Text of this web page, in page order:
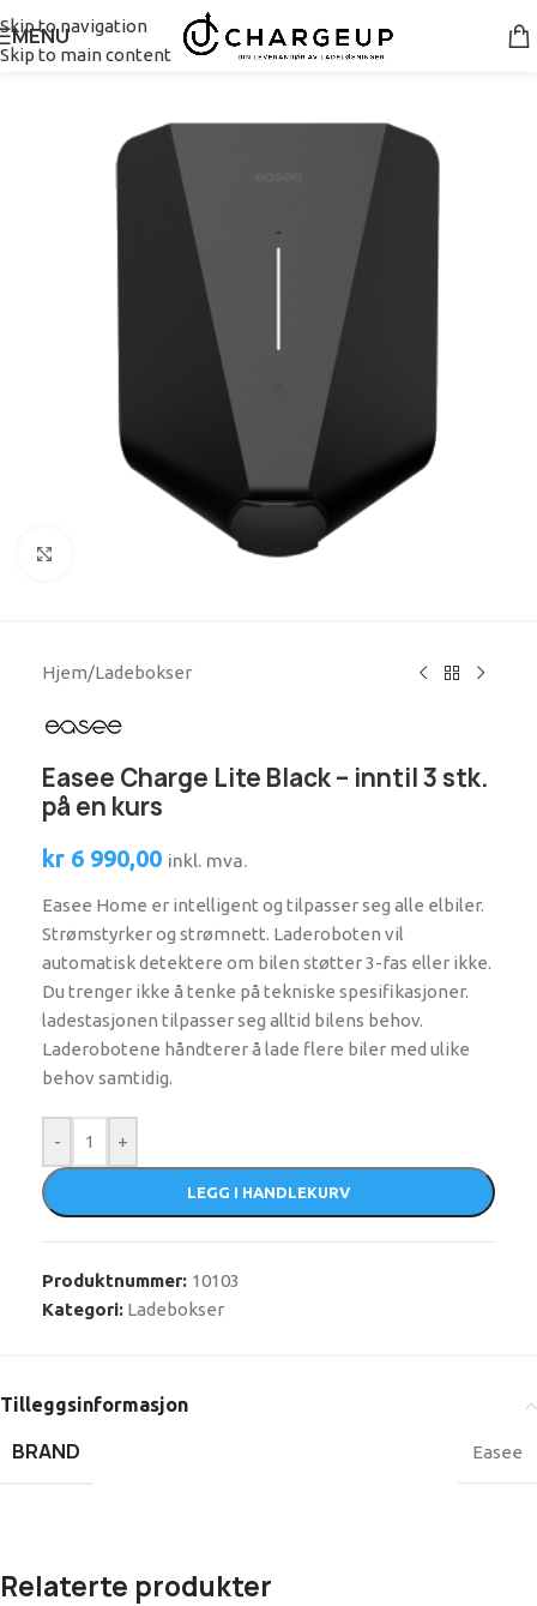
Skip to navigation
Skip to main content
MENU
Hjem/Ladebokser
Easee Charge Lite Black – inntil 3 stk.
på en kurs
kr 6 990,00 inkl. mva.
Easee Home er intelligent og tilpasser seg alle elbiler.
Strømstyrker og strømnett. Laderoboten vil
automatisk detektere om bilen støtter 3-fas eller ikke.
Du trenger ikke å tenke på tekniske spesifikasjoner.
ladestasjonen tilpasser seg alltid bilens behov.
Laderobotene håndterer å lade flere biler med ulike
behov samtidig.
- +
LEGG I HANDLEKURV
Produktnummer: 10103
Kategori: Ladebokser
Tilleggsinformasjon
BRAND Easee
Relaterte produkter